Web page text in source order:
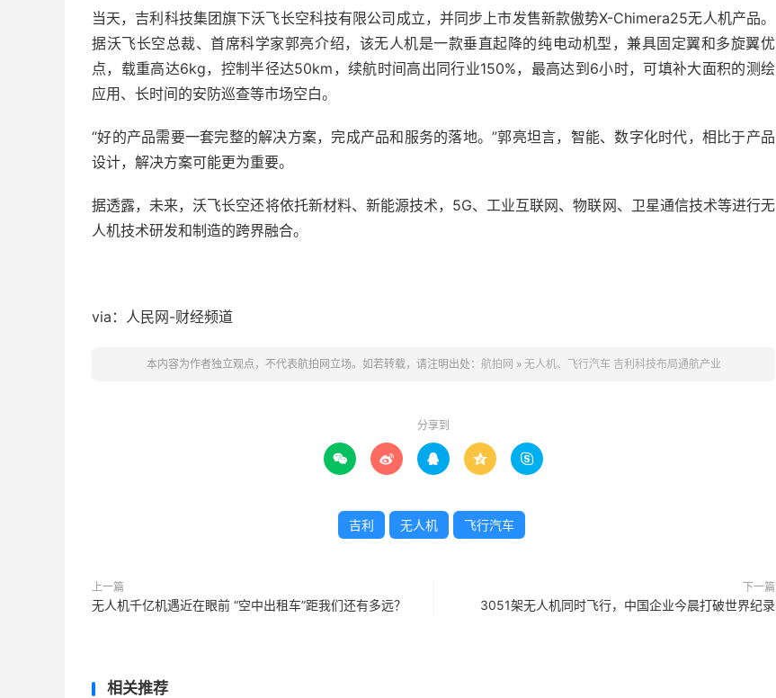
当天，吉利科技集团旗下沃飞长空科技有限公司成立，并同步上市发售新款傲势X-Chimera25无人机产品。
据沃飞长空总裁、首席科学家郭亮介绍，该无人机是一款垂直起降的纯电动机型，兼具固定翼和多旋翼优
点，载重高达6kg，控制半径达50km，续航时间高出同行业150%，最高达到6小时，可填补大面积的测绘
应用、长时间的安防巡查等市场空白。
“好的产品需要一套完整的解决方案，完成产品和服务的落地。”郭亮坦言，智能、数字化时代，相比于产品
设计，解决方案可能更为重要。
据透露，未来，沃飞长空还将依托新材料、新能源技术，5G、工业互联网、物联网、卫星通信技术等进行无
人机技术研发和制造的跨界融合。
via：人民网-财经频道
本内容为作者独立观点，不代表航拍网立场。如若转载，请注明出处： 航拍网 » 无人机、飞行汽车 吉利科技布局通航产业
分享到
    
吉利 无人机 飞行汽车
上一篇
无人机千亿机遇近在眼前 “空中出租车”距我们还有多远？
下一篇
3051架无人机同时飞行，中国企业今晨打破世界纪录
相关推荐